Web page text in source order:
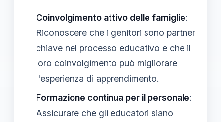
Coinvolgimento attivo delle famiglie:
Riconoscere che i genitori sono partner
chiave nel processo educativo e che il
loro coinvolgimento può migliorare
l'esperienza di apprendimento.
Formazione continua per il personale:
Assicurare che gli educatori siano